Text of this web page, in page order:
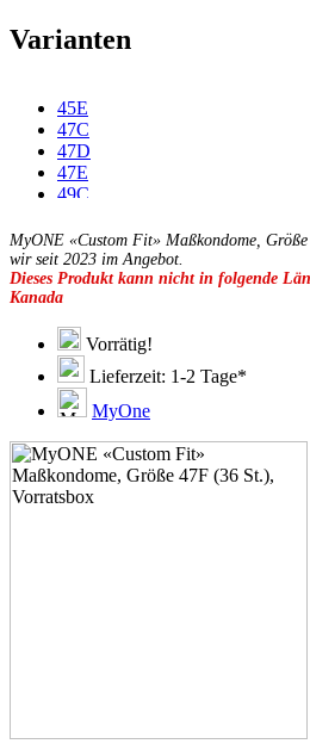
Varianten
45E
47C
47D
47E
49C
49E
49F
49G
51C
51D
51E
51F
51G
51H
53D
53E
53F
MyONE «Custom Fit» Maßkondome,
wir seit 2023 im Angebot.
Dieses Produkt kann nicht in folgende
Kanada
Vorrätig!
Lieferzeit: 1-2 Tage*
MyOne